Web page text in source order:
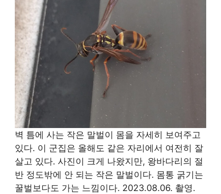
벽 틈에 사는 작은 말벌이 몸을 자세히 보여주고
있다. 이 군집은 올해도 같은 자리에서 여전히 잘
살고 있다. 사진이 크게 나왔지만, 왕바다리의 절
반 정도밖에 안 되는 작은 말벌이다. 몸통 굵기는
꿀벌보다도 가는 느낌이다. 2023.08.06. 촬영.